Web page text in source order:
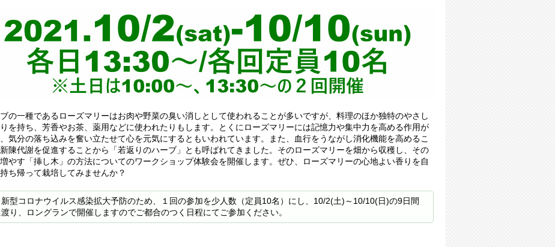
の一種であるローズマリーはお肉や野菜の臭い消しとして使われることが多いですが、料理のほか独特のやさし
を持ち、芳香やお茶、薬用などに使われたりもします。とくにローズマリーには記憶力や集中力を高める作用が
気分の落ち込みを奮い立たせて心を元気にするともいわれています。また、血行をうながし消化機能を高めるこ
陳代謝を促進することから「若返りのハーブ」とも呼ばれてきました。そのローズマリーを畑から収穫し、その
やす「挿し木」の方法についてのワークショップ体験会を開催します。ぜひ、ローズマリーの心地よい香りを自
ち帰って栽培してみませんか？
型コロナウイルス感染拡大予防のため、１回の参加を少人数（定員10名）にし、10/2(土)～10/10(日)の9日間
渡り、ロングランで開催しますのでご都合のつく日程にてご参加ください。